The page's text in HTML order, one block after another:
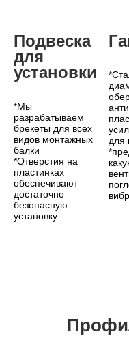
Подвеска
для
установки
*Мы
разрабатываем
брекеты для всех
видов монтажных
балки
*Отверстия на
пластинках
обеспечивают
достаточно
безопасную
установку
для